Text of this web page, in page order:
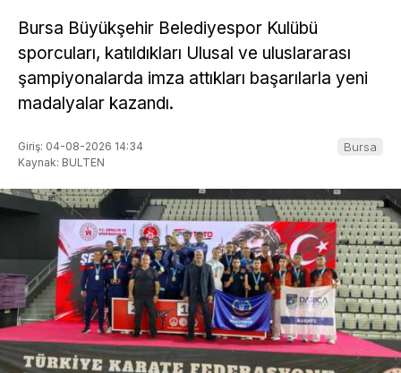
Bursa Büyükşehir Belediyespor Kulübü
sporcuları, katıldıkları Ulusal ve uluslararası
şampiyonalarda imza attıkları başarılarla yeni
madalyalar kazandı.
Giriş: 04-08-2026 14:34
Kaynak: BULTEN
Bursa